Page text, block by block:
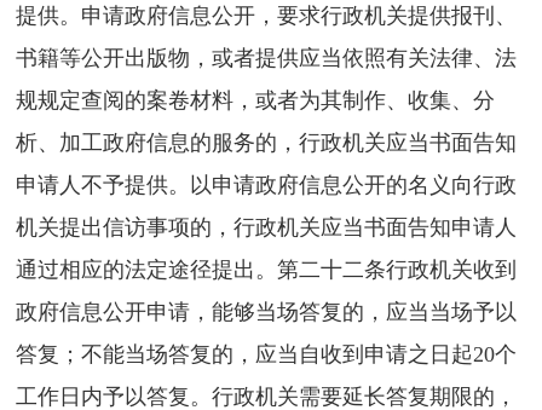
提供。申请政府信息公开，要求行政机关提供报刊、
书籍等公开出版物，或者提供应当依照有关法律、法
规规定查阅的案卷材料，或者为其制作、收集、分
析、加工政府信息的服务的，行政机关应当书面告知
申请人不予提供。以申请政府信息公开的名义向行政
机关提出信访事项的，行政机关应当书面告知申请人
通过相应的法定途径提出。第二十二条行政机关收到
政府信息公开申请，能够当场答复的，应当当场予以
答复；不能当场答复的，应当自收到申请之日起20个
工作日内予以答复。行政机关需要延长答复期限的，